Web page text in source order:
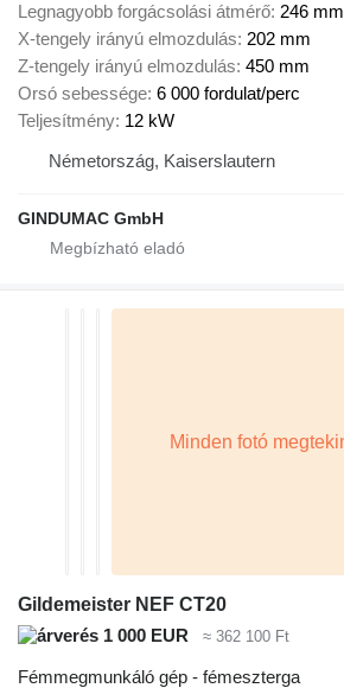
Legnagyobb forgácsolási átmérő 246 mm
X-tengely irányú elmozdulás 202 mm
Z-tengely irányú elmozdulás 450 mm
Orsó sebessége 6 000 fordulat/perc
Teljesítmény 12 kW
Németország, Kaiserslautern
GINDUMAC GmbH
Gildemeister NEF CT20
1 000 EUR
≈ 362 100 Ft
Fémmegmunkáló gép - fémeszterga